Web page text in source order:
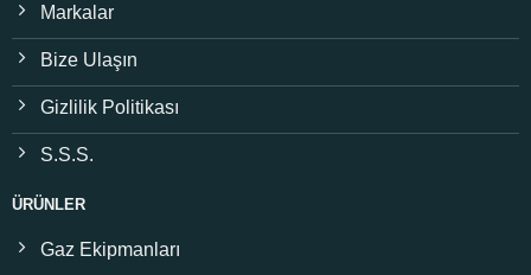
Markalar
Bize Ulaşın
Gizlilik Politikası
S.S.S.
ÜRÜNLER
Gaz Ekipmanları